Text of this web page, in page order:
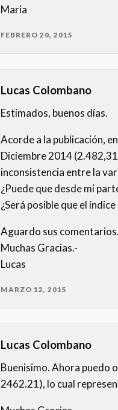
Maria
FEBRERO 20, 2015
Lucas Colombano
Estimados, buenos días.
Acorde a la publicación,
Diciembre 2014
inconsistencia entre la
¿Puede que desde mi
¿Será posible que el
Aguardo sus comentarios.
Muchas Gracias.-
Lucas
MARZO 12, 2015
Lucas Colombano
Buenisimo. Ahora puedo
2462.21), lo cual